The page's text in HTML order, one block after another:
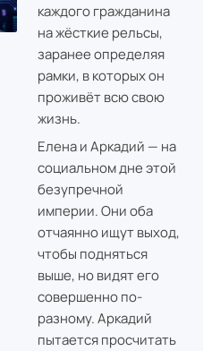
каждого гражданина
на жёсткие рельсы,
заранее определяя
рамки, в которых он
проживёт всю свою
жизнь.
Елена и Аркадий — на
социальном дне этой
безупречной
империи. Они оба
отчаянно ищут выход,
чтобы подняться
выше, но видят его
совершенно по-
разному. Аркадий
пытается просчитать